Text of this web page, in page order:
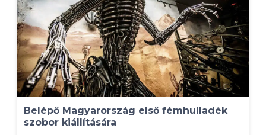
Belépő Magyarország első fémhulladék
szobor kiállítására